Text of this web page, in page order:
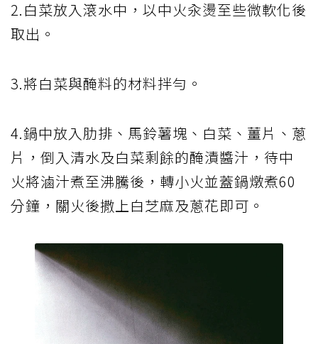
2.白菜放入滾水中，以中火汆燙至些微軟化後
取出。
3.將白菜與醃料的材料拌勻。
4.鍋中放入肋排、馬鈴薯塊、白菜、薑片、蔥
片，倒入清水及白菜剩餘的醃漬醬汁，待中
火將滷汁煮至沸騰後，轉小火並蓋鍋燉煮60
分鐘，關火後撒上白芝麻及蔥花即可。